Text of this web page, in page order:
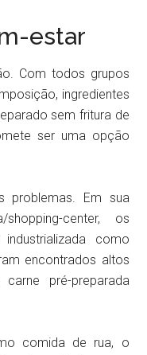
estar
Com todos grupos
ingredientes
sem fritura de
ser uma opção
problemas. Em sua
shopping-center, os
como
encontrados altos
pré-preparada
comida de rua, o